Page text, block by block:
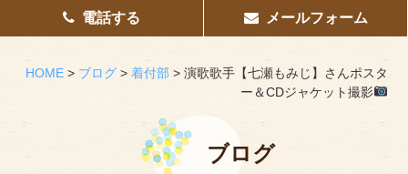
ホーム
はじめての方へ
電話する メールフォーム
HOME> ブログ> 着付部 > 演歌歌手【七瀬もみじ】さんポスタ
ー＆CDジャケット撮影
ブログ